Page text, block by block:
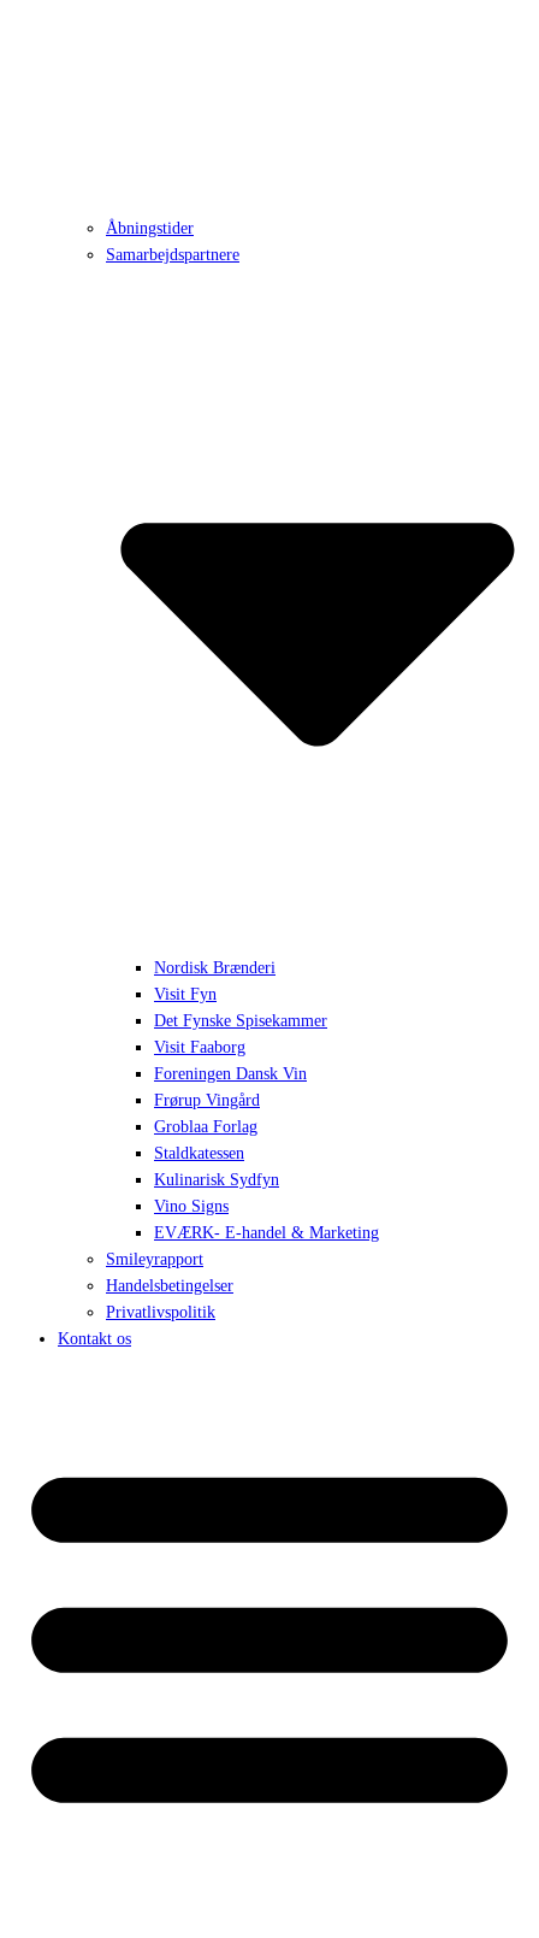
Åbningstider
Samarbejdspartnere
Nordisk Brænderi
Visit Fyn
Det Fynske Spisekammer
Visit Faaborg
Foreningen Dansk Vin
Frørup Vingård
Groblaa Forlag
Staldkatessen
Kulinarisk Sydfyn
Vino Signs
EVÆRK- E-handel & Marketing
Smileyrapport
Handelsbetingelser
Privatlivspolitik
Kontakt os